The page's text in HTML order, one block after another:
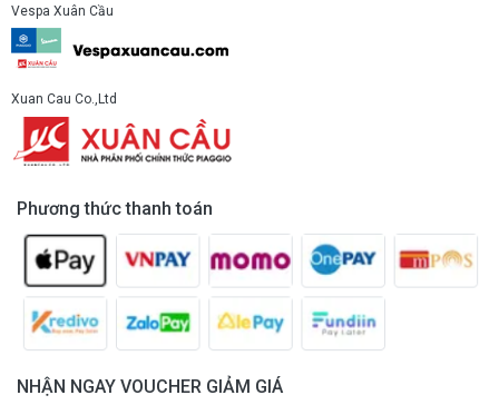
Vespa Xuân Cầu
Xuan Cau Co.,Ltd
Phương thức thanh toán
NHẬN NGAY VOUCHER GIẢM GIÁ